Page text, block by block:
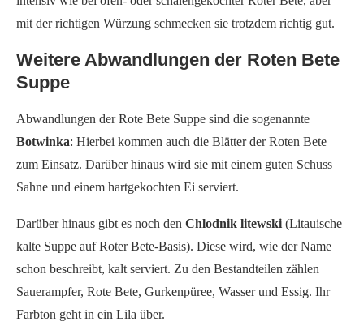
mit der richtigen Würzung schmecken sie trotzdem richtig gut.
Weitere Abwandlungen der Roten Bete
Suppe
Abwandlungen der Rote Bete Suppe sind die sogenannte
Botwinka: Hierbei kommen auch die Blätter der Roten Bete
zum Einsatz. Darüber hinaus wird sie mit einem guten Schuss
Sahne und einem hartgekochten Ei serviert.
Darüber hinaus gibt es noch den Chlodnik litewski (Litauische
kalte Suppe auf Roter Bete-Basis). Diese wird, wie der Name
schon beschreibt, kalt serviert. Zu den Bestandteilen zählen
Sauerampfer, Rote Bete, Gurkenpüree, Wasser und Essig. Ihr
Farbton geht in ein Lila über.